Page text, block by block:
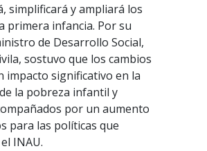
simplificará y ampliará los
primera infancia. Por su
de Desarrollo Social,
sostuvo que los cambios
impacto significativo en la
la pobreza infantil y
por un aumento
para las políticas que
INAU.